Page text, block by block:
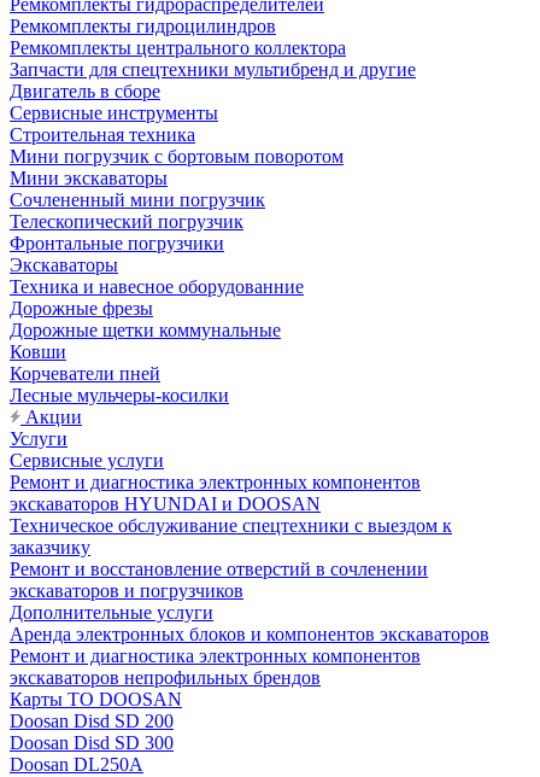
Ремкомплекты гидрораспределителей
Ремкомплекты гидроцилиндров
Ремкомплекты центрального коллектора
Запчасти для спецтехники мультибренд и другие
Двигатель в сборе
Сервисные инструменты
Строительная техника
Мини погрузчик с бортовым поворотом
Мини экскаваторы
Сочлененный мини погрузчик
Телескопический погрузчик
Фронтальные погрузчики
Экскаваторы
Техника и навесное оборудованние
Дорожные фрезы
Дорожные щетки коммунальные
Ковши
Корчеватели пней
Лесные мульчеры-косилки
Акции
Услуги
Сервисные услуги
Ремонт и диагностика электронных компонентов
экскаваторов HYUNDAI и DOOSAN
Техническое обслуживание спецтехники с выездом к
заказчику
Ремонт и восстановление отверстий в сочленении
экскаваторов и погрузчиков
Дополнительные услуги
Аренда электронных блоков и компонентов экскаваторов
Ремонт и диагностика электронных компонентов
экскаваторов непрофильных брендов
Карты ТО DOOSAN
Doosan Disd SD 200
Doosan Disd SD 300
Doosan DL250A